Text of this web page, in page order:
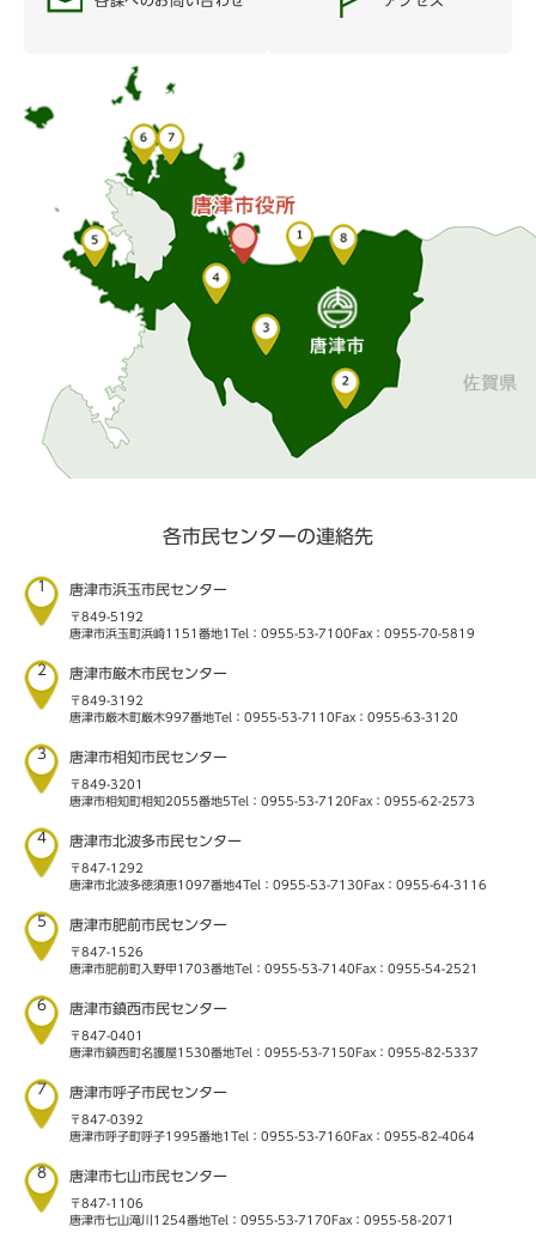
各市民センターの連絡先
1 唐津市浜玉市民センター
〒849-5192
唐津市浜玉町浜崎1151番地1 Tel：0955-53-7100 Fax：0955-70-5819
2 唐津市厳木市民センター
〒849-3192
唐津市厳木町厳木997番地Tel：0955-53-7110 Fax：0955-63-3120
3 唐津市相知市民センター
〒849-3201
唐津市相知町相知2055番地5Tel：0955-53-7120 Fax：0955-62-2573
4 唐津市北波多市民センター
〒847-1292
唐津市北波多徳須恵1097番地4Tel：0955-53-7130 Fax：0955-64-3116
5 唐津市肥前市民センター
〒847-1526
唐津市肥前町入野甲1703番地Tel：0955-53-7140 Fax：0955-54-2521
6 唐津市鎮西市民センター
〒847-0401
唐津市鎮西町名護屋1530番地Tel：0955-53-7150 Fax：0955-82-5337
7 唐津市呼子市民センター
〒847-0392
唐津市呼子町呼子1995番地1 Tel：0955-53-7160 Fax：0955-82-4064
8 唐津市七山市民センター
〒847-1106
唐津市七山滝川1254番地Tel：0955-53-7170 Fax：0955-58-2071